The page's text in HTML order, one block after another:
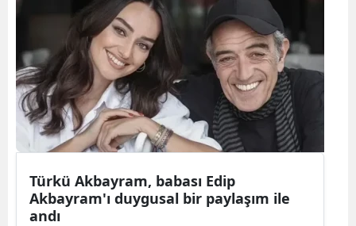
Türkü Akbayram, babası Edip
Akbayram'ı duygusal bir paylaşım ile
andı